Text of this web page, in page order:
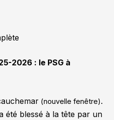
2026 : le PSG à
(nouvelle fenêtre).
été blessé à la tête par un